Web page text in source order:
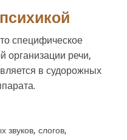
специфическое
организации речи,
в судорожных
звуков, слогов,